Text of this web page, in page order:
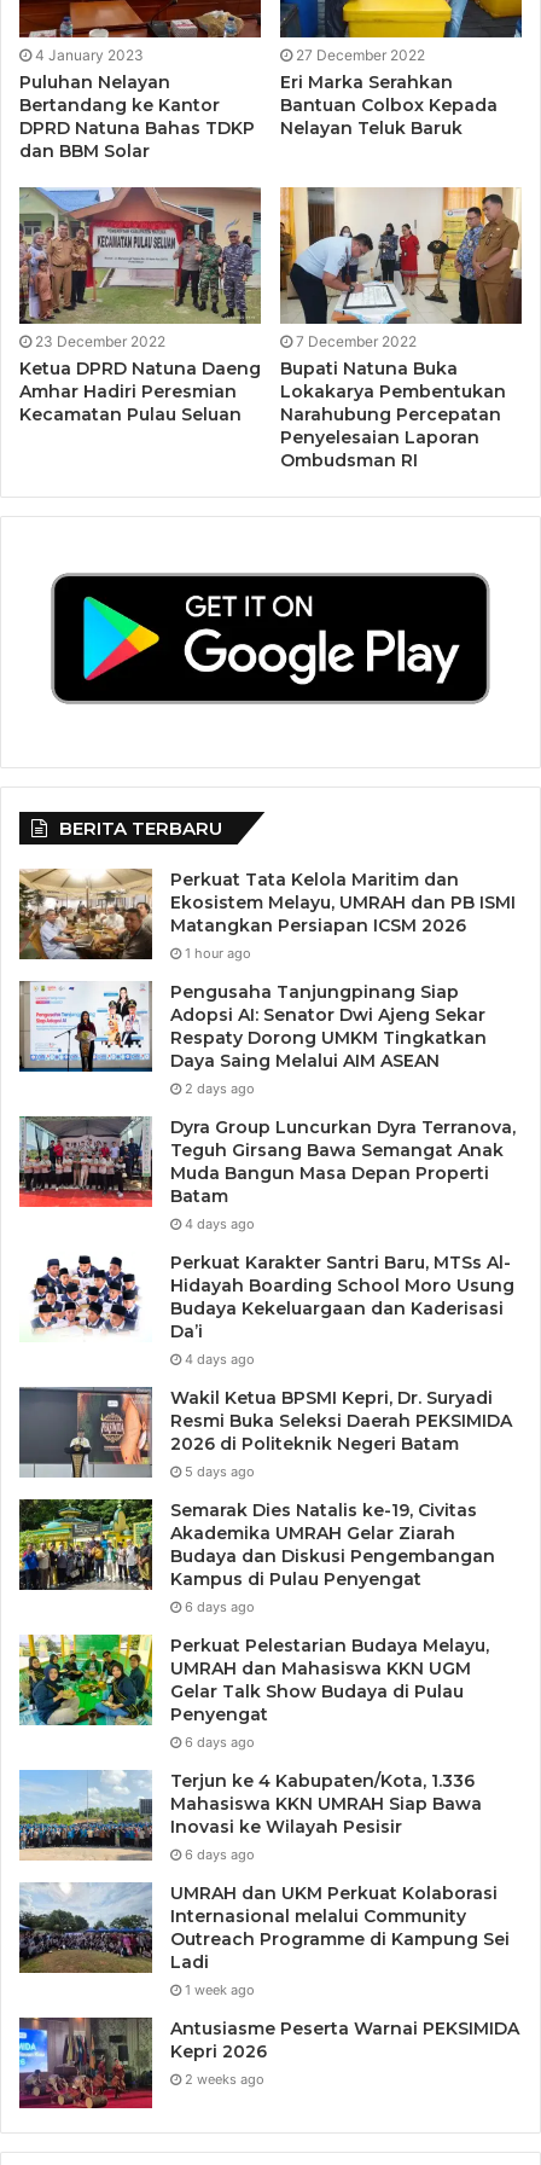
“Dengan dibukanya Travel bubble ini yang pasti akan
memulihkan sektor pariwisata yang selama ini terpukul
karena pandemi Covid-19,” tambahnya
Terakhir, Dewi sangat mengapresiasi Pemerintah Provinsi
kekurangan gizi kronis yang terjadi selama periode awal
tumbuh kembang anak, sehingga memperoleh urutan
pertama dalam penurunan angka Stunting.
“ini menunjukkan penanganan Stunting di Yogyakarta
cukup baik, dan Pemprov Kepri akan mengikuti dalam
penanganan stunting sehingga akan mengalami
penurunan dalam kasus gizi buruk yang menimpa anak,”
4 January 2023
Puluhan Nelayan
Bertandang ke Kantor
DPRD Natuna Bahas TDKP
dan BBM Solar
27 December 2022
Eri Marka Serahkan
Bantuan Colbox Kepada
Nelayan Teluk Baruk
23 December 2022
Ketua DPRD Natuna Daeng
Amhar Hadiri Peresmian
Kecamatan Pulau Seluan
7 December 2022
Bupati Natuna Buka
Lokakarya Pembentukan
Narahubung Percepatan
Penyelesaian Laporan
Ombudsman RI
BERITA TERBARU
Perkuat Tata Kelola Maritim dan
Ekosistem Melayu, UMRAH dan PB ISMI
Matangkan Persiapan ICSM 2026
1 hour ago
Pengusaha Tanjungpinang Siap
Adopsi AI: Senator Dwi Ajeng Sekar
Respaty Dorong UMKM Tingkatkan
Daya Saing Melalui AIM ASEAN
2 days ago
Dyra Group Luncurkan Dyra Terranova,
Teguh Girsang Bawa Semangat Anak
Muda Bangun Masa Depan Properti
Batam
4 days ago
Perkuat Karakter Santri Baru, MTSs Al-
Hidayah Boarding School Moro Usung
Budaya Kekeluargaan dan Kaderisasi
Da’i
4 days ago
Wakil Ketua BPSMI Kepri, Dr. Suryadi
Resmi Buka Seleksi Daerah PEKSIMIDA
2026 di Politeknik Negeri Batam
5 days ago
Semarak Dies Natalis ke-19, Civitas
Akademika UMRAH Gelar Ziarah
Budaya dan Diskusi Pengembangan
Kampus di Pulau Penyengat
6 days ago
Perkuat Pelestarian Budaya Melayu,
UMRAH dan Mahasiswa KKN UGM
Gelar Talk Show Budaya di Pulau
Penyengat
6 days ago
Terjun ke 4 Kabupaten/Kota, 1.336
Mahasiswa KKN UMRAH Siap Bawa
Inovasi ke Wilayah Pesisir
6 days ago
UMRAH dan UKM Perkuat Kolaborasi
Internasional melalui Community
Outreach Programme di Kampung Sei
Ladi
1 week ago
Antusiasme Peserta Warnai PEKSIMIDA
Kepri 2026
2 weeks ago